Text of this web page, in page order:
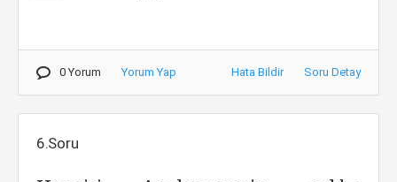
0 Yorum Yorum Yap Hata Bildir Soru Detay
6.Soru